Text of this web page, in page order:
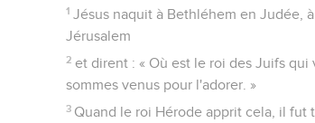
1 Jésus naquit à Bethléhem en Judée,
Jérusalem
2 et dirent : « Où est le roi des Juifs
sommes venus pour l'adorer. »
3 Quand le roi Hérode apprit cela, il fut